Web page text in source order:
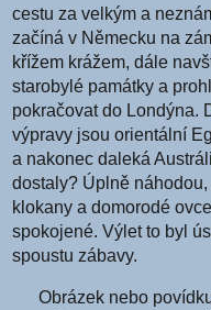
cestu za velkým a
začíná v Německu na
křížem krážem, dále
starobylé památky a
pokračovat do Londýna.
výpravy jsou orientální
a nakonec daleká
dostaly? Úplně
klokany a domorodé
spokojené. Výlet to byl
spoustu zábavy.
Obrázek nebo